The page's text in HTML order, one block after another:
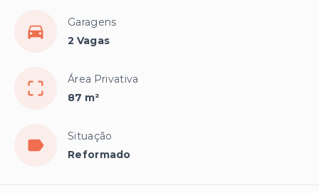
Garagens
2 Vagas
Área Privativa
87 m²
Situação
Reformado